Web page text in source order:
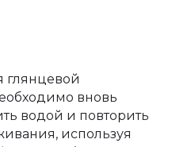
глянцевой
вновь
водой и повторить
используя